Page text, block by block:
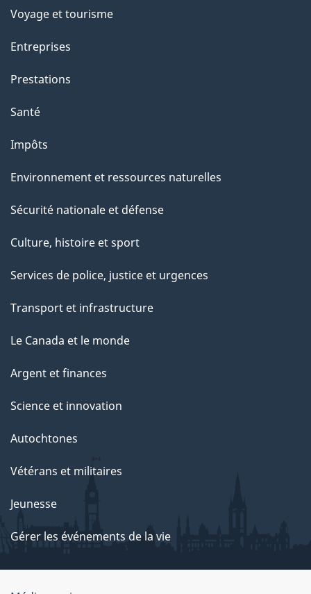
Voyage et tourisme
Entreprises
Prestations
Santé
Impôts
Environnement et ressources naturelles
Sécurité nationale et défense
Culture, histoire et sport
Services de police, justice et urgences
Transport et infrastructure
Le Canada et le monde
Argent et finances
Science et innovation
Autochtones
Vétérans et militaires
Jeunesse
Gérer les événements de la vie